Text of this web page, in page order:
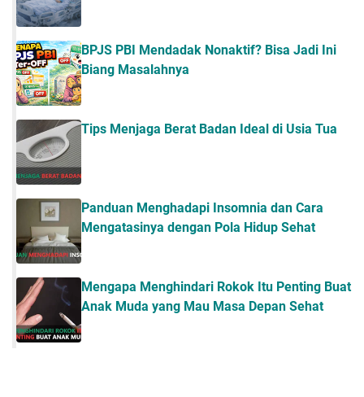
BPJS PBI Mendadak Nonaktif? Bisa Jadi Ini
Biang Masalahnya
Tips Menjaga Berat Badan Ideal di Usia Tua
Panduan Menghadapi Insomnia dan Cara
Mengatasinya dengan Pola Hidup Sehat
Mengapa Menghindari Rokok Itu Penting Buat
Anak Muda yang Mau Masa Depan Sehat